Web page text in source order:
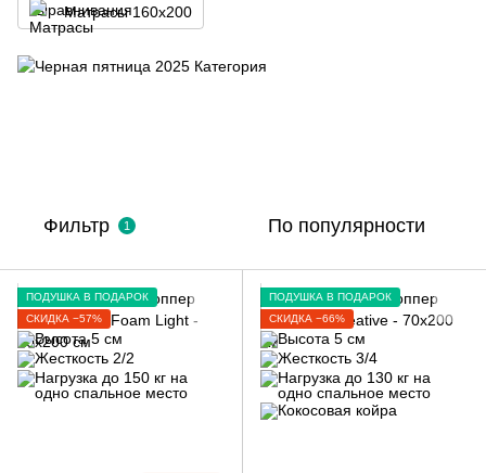
Матрасы 160x200
Фильтр 1 По популярности
ПОДУШКА В ПОДАРОК
СКИДКА −57%
ПОДУШКА В ПОДАРОК
СКИДКА −66%